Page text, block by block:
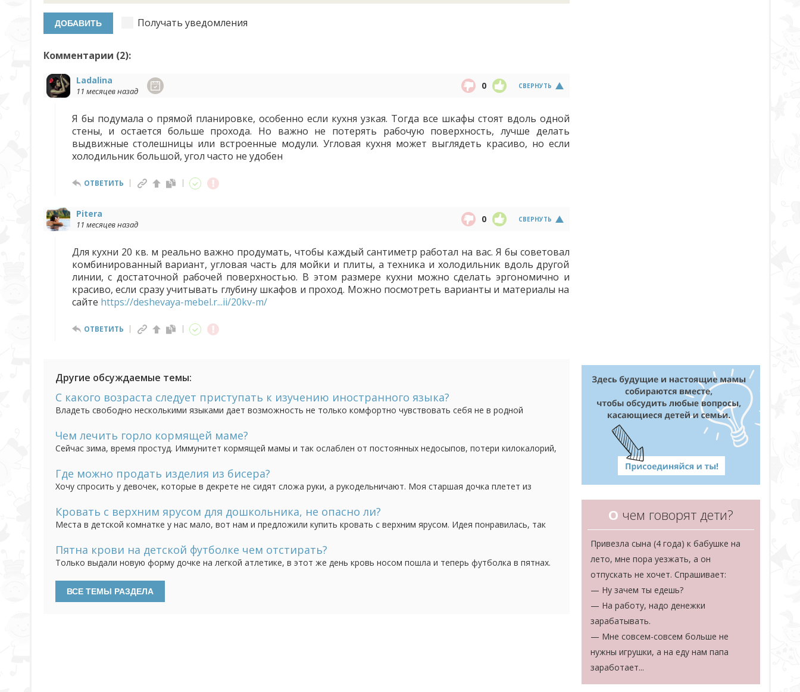
Получать уведомления
Комментарии (2):
Ladalina
11 месяцев назад СВЕРНУТЬ
0
Я бы подумала о прямой планировке, особенно если кухня узкая. Тогда все шкафы стоят вдоль одной
стены, и остается больше прохода. Но важно не потерять рабочую поверхность, лучше делать
выдвижные столешницы или встроенные модули. Угловая кухня может выглядеть красиво, но если
холодильник большой, угол часто не удобен
ОТВЕТИТЬ
Pitera
11 месяцев назад СВЕРНУТЬ
0
Для кухни 20 кв. м реально важно продумать, чтобы каждый сантиметр работал на вас. Я бы советовал
комбинированный вариант, угловая часть для мойки и плиты, а техника и холодильник вдоль другой
линии, с достаточной рабочей поверхностью. В этом размере кухни можно сделать эргономично и
красиво, если сразу учитывать глубину шкафов и проход. Можно посмотреть варианты и материалы на
сайте https://deshevaya-mebel.r...ii/20kv-m/
ОТВЕТИТЬ
Другие обсуждаемые темы:
С какого возраста следует приступать к изучению иностранного языка?
Владеть свободно несколькими языками дает возможность не только комфортно чувствовать себя не в родной
Считается, что до 5-ти лет ребенок способен усвоить в разы больше информации, чем в последующие...
Чем лечить горло кормящей маме?
Сейчас зима, время простуд. Иммунитет кормящей мамы и так ослаблен от постоянных недосыпов, потери килокалорий,
лекарства не предназначены "для беременных и кормящих матерей".
Где можно продать изделия из бисера?
Хочу спросить у девочек, которые в декрете не сидят сложа руки, а рукодельничают. Моя старшая дочка плетет из
опытом, где и что продаете ручной работы. Если нельзя оставлять ссылки, то хотя бы словами, что...
Кровать с верхним ярусом для дошкольника, не опасно ли?
Места в детской комнатке у нас мало, вот нам и предложили купить кровать с верхним ярусом. Идея понравилась, так
такую, но я опасаюсь, действительно ли она безопасна. Кому приходилось покупать...
Пятна крови на детской футболке чем отстирать?
Только выдали новую форму дочке на легкой атлетике, в этот же день кровь носом пошла и теперь футболка в пятнах.
О чем говорят дети?
Привезла сына (4 года) к бабушке на
лето, мне пора уезжать, а он
отпускать не хочет. Спрашивает:
— Ну зачем ты едешь?
— На работу, надо денежки
зарабатывать.
— Мне совсем-совсем больше не
нужны игрушки, а на еду нам папа
заработает...